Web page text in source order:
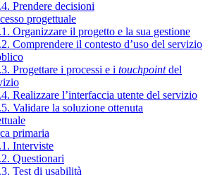
Prendere decisioni
progettuale
Organizzare il progetto e la sua gestione
Comprendere il contesto d’uso del servizio
Progettare i processi e i touchpointdel
Realizzare l’interfaccia utente del servizio
Validare la soluzione ottenuta
primaria
Interviste
Questionari
Test di usabilità